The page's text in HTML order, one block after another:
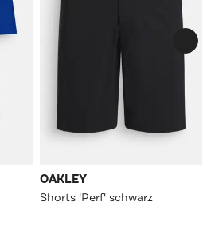
OAKLEY
Shorts 'Perf' schwarz